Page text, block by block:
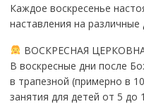
Каждое воскресенье
наставления на
ВОСКРЕСНАЯ
В воскресные дни после
в трапезной (примерно в
занятия для детей от 5 до